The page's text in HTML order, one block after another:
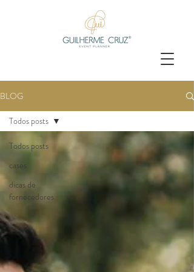
BLOG
Todos posts
cases
dicas de
fornecedores
Todos posts